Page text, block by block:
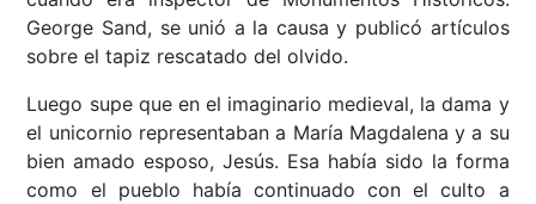
George Sand, se unió a la causa y publicó artículos
sobre el tapiz rescatado del olvido.
Luego supe que en el imaginario medieval, la dama y
el unicornio representaban a María Magdalena y a su
bien amado esposo, Jesús. Esa había sido la forma
como el pueblo había continuado con el culto a